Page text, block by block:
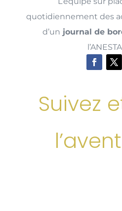
quotidiennement des
d’un journal de
Suivez